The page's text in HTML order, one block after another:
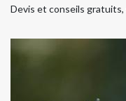
Devis et conseils